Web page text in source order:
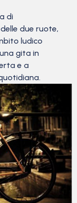
di
due ruote,
ludico
gita in
e a